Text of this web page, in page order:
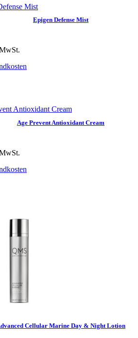
Epigen Defense Mist
Age Prevent Antioxidant Cream
Cellular Marine Day & Night Lotion